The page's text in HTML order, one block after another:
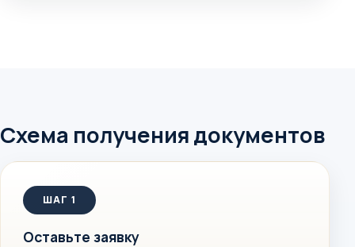
Схема получения документов
Оставьте заявку